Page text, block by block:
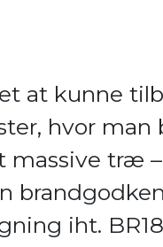
at kunne
hvor man
massive træ
iht.